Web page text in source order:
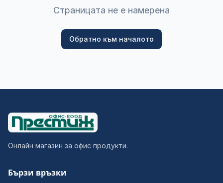
Страницата не е намерена
Обратно към началото
Онлайн магазин за офис продукти.
Бързи връзки